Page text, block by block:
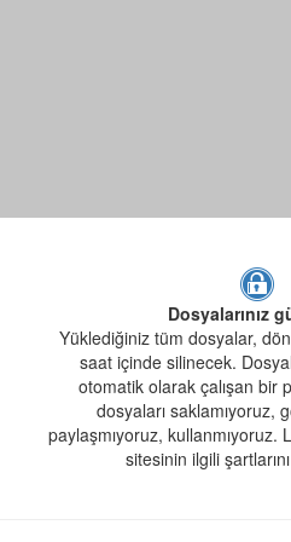
Dosyalarınız
Yüklediğiniz tüm dosyalar,
saat içinde silinecek.
otomatik olarak çalışan bir
dosyaları saklamıyoruz,
paylaşmıyoruz, kullanmıyoruz.
sitesinin ilgili